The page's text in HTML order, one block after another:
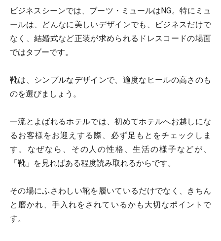
ビジネスシーンでは、ブーツ・ミュールはNG。特にミュ
ールは、どんなに美しいデザインでも、ビジネスだけで
なく、結婚式など正装が求められるドレスコードの場面
ではタブーです。
靴は、シンプルなデザインで、適度なヒールの高さのも
のを選びましょう。
一流とよばれるホテルでは、初めてホテルへお越しにな
るお客様をお迎えする際、必ず足もとをチェックしま
す。なぜなら、その人の性格、生活の様子などが、
「靴」を見ればある程度読み取れるからです。
その場にふさわしい靴を履いているだけでなく、きちん
と磨かれ、手入れをされているかも大切なポイントで
す。